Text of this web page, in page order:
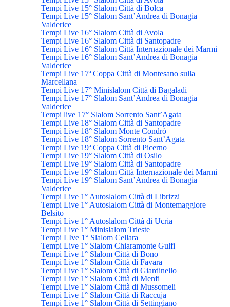
Tempi Live 15° Slalom Città di Bolca
Tempi Live 15° Slalom Sant’Andrea di Bonagia –
Valderice
Tempi Live 16° Slalom Città di Avola
Tempi Live 16° Slalom Città di Santopadre
Tempi Live 16° Slalom Città Internazionale dei Marmi
Tempi Live 16° Slalom Sant’Andrea di Bonagia –
Valderice
Tempi Live 17ª Coppa Città di Montesano sulla
Marcellana
Tempi Live 17° Minislalom Città di Bagaladi
Tempi Live 17° Slalom Sant’Andrea di Bonagia –
Valderice
Tempi live 17° Slalom Sorrento Sant’Agata
Tempi Live 18° Slalom Città di Santopadre
Tempi Live 18° Slalom Monte Condrò
Tempi Live 18° Slalom Sorrento Sant’Agata
Tempi Live 19ª Coppa Città di Picerno
Tempi Live 19° Slalom Città di Osilo
Tempi Live 19° Slalom Città di Santopadre
Tempi Live 19° Slalom Città Internazionale dei Marmi
Tempi Live 19° Slalom Sant’Andrea di Bonagia –
Valderice
Tempi Live 1° Autoslalom Città di Librizzi
Tempi Live 1° Autoslalom Città di Montemaggiore
Belsito
Tempi Live 1° Autoslalom Città di Ucria
Tempi Live 1° Minislalom Trieste
Tempi LIve 1° Slalom Cellara
Tempi Live 1° Slalom Chiaramonte Gulfi
Tempi Live 1° Slalom Città di Bono
Tempi Live 1° Slalom Città di Favara
Tempi Live 1° Slalom Città di Giardinello
Tempi Live 1° Slalom Città di Menfi
Tempi Live 1° Slalom Città di Mussomeli
Tempi Live 1° Slalom Città di Raccuja
Tempi Live 1° Slalom Città di Settingiano